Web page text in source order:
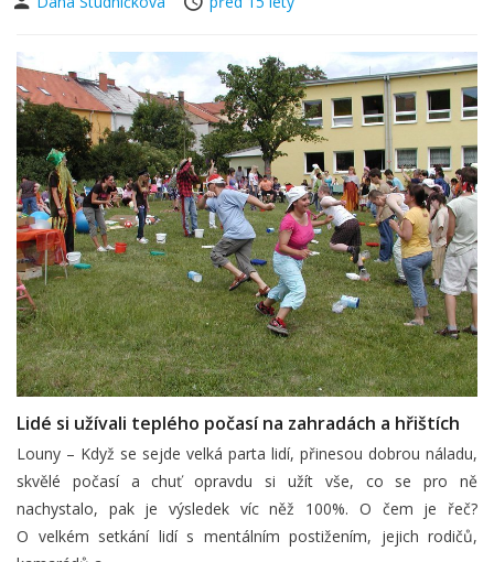
Lidé si užívali teplého počasí na zahradách a hřištích
Louny – Když se sejde velká parta lidí, přinesou dobrou náladu,
skvělé počasí a chuť opravdu si užít vše, co se pro ně
nachystalo, pak je výsledek víc něž 100%. O čem je řeč?
O velkém setkání lidí s mentálním postižením, jejich rodičů,